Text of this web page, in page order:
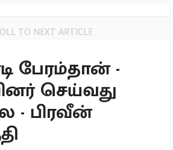
TO NEXT ARTICLE
பேரம்தான் -
செய்வது
- பிரவீன்